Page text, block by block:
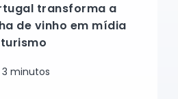
transforma a
de vinho em mídia
3 minutos